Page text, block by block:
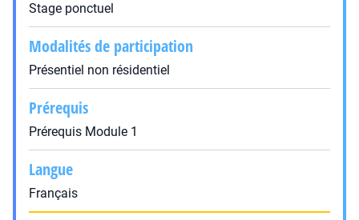
Stage ponctuel
Modalités de participation
Présentiel non résidentiel
Prérequis
Prérequis Module 1
Langue
Français